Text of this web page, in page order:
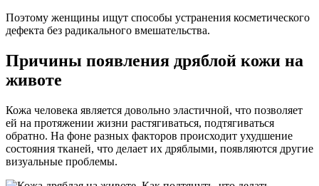
Поэтому женщины ищут способы устранения косметического
дефекта без радикального вмешательства.
Причины появления дряблой кожи на
животе
Кожа человека является довольно эластичной, что позволяет
ей на протяжении жизни растягиваться, подтягиваться
обратно. На фоне разных факторов происходит ухудшение
состояния тканей, что делает их дряблыми, появляются другие
визуальные проблемы.